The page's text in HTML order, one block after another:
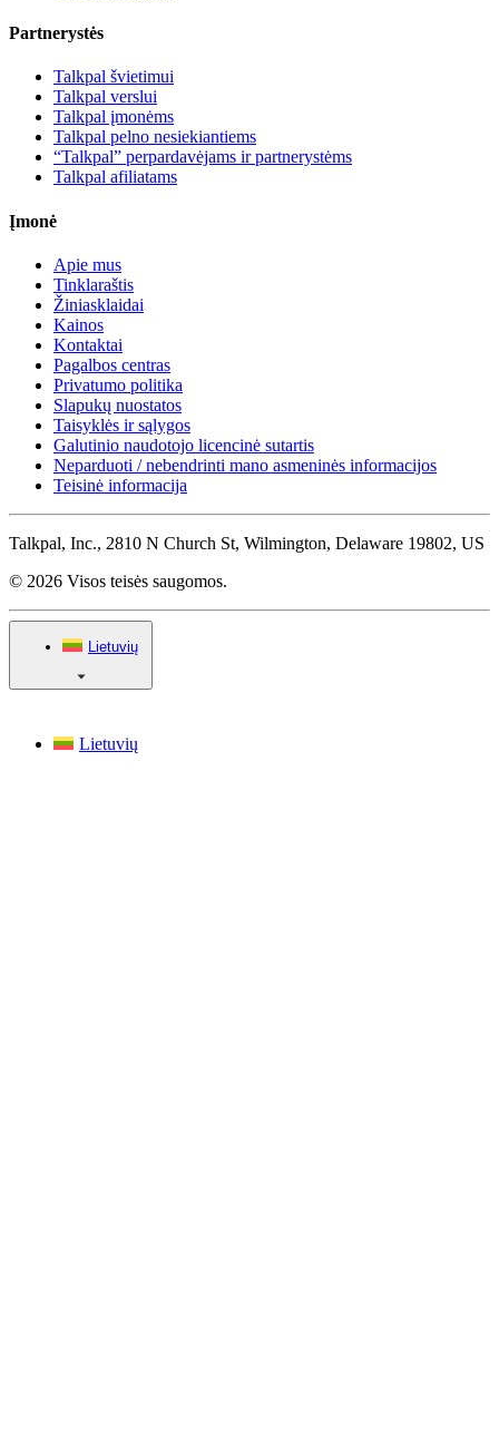
Partnerystės
Talkpal švietimui
Talkpal verslui
Talkpal įmonėms
Talkpal pelno nesiekiantiems
“Talkpal” perpardavėjams ir partnerystėms
Talkpal afiliatams
Įmonė
Apie mus
Tinklaraštis
Žiniasklaidai
Kainos
Kontaktai
Pagalbos centras
Privatumo politika
Slapukų nuostatos
Taisyklės ir sąlygos
Galutinio naudotojo licencinė sutartis
Neparduoti / nebendrinti mano asmeninės informacijos
Teisinė informacija
Talkpal, Inc., 2810 N Church St, Wilmington, Delaware 19802, US
© 2026 Visos teisės saugomos.
Lietuvių
Lietuvių